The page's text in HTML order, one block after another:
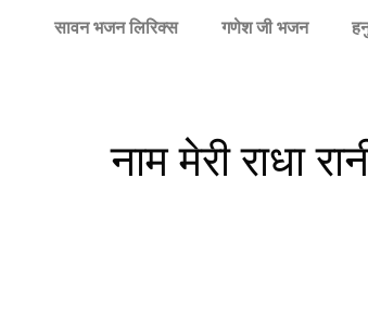
सावन भजन लिरिक्स गणेश जी भजन
नाम मेरी राधा